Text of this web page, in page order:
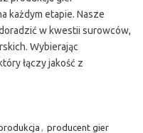
każdym etapie. Nasze
w kwestii surowców,
Wybierając
łączy jakość z
, producent gier